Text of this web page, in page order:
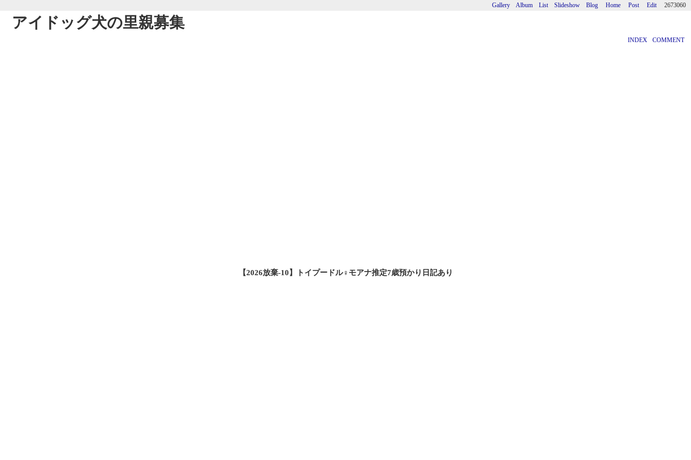
Home Post Edit 2673060
Gallery Album List Slideshow Blog
アイドッグ犬の里親募集
INDEX COMMENT
【2026放棄-10】トイプードル♀モアナ推定7歳預かり日記あり